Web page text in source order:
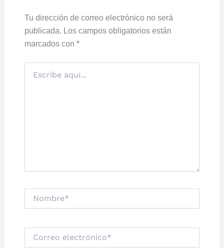
Tu dirección de correo electrónico no será
publicada. Los campos obligatorios están
marcados con *
aquí...
electrónico*